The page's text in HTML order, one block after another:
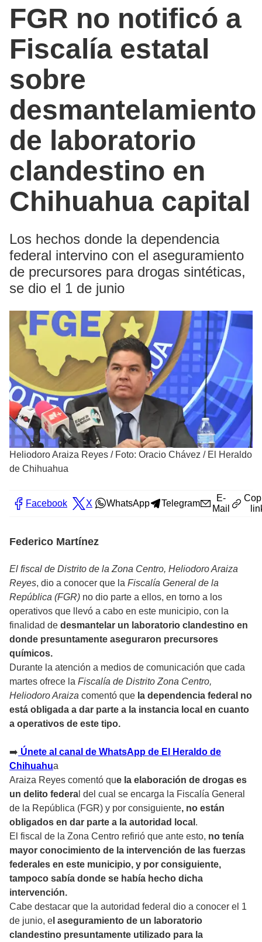
FGR no notificó a
Fiscalía estatal
sobre
desmantelamiento
de laboratorio
clandestino en
Chihuahua capital
Los hechos donde la dependencia
federal intervino con el aseguramiento
de precursores para drogas sintéticas,
se dio el 1 de junio
Heliodoro Araiza Reyes / Foto: Oracio Chávez / El Heraldo
de Chihuahua
Facebook X WhatsApp Telegram
E-
Mail
Federico Martínez
El fiscal de Distrito de la Zona Centro, Heliodoro Araiza
Reyes, dio a conocer que la Fiscalía General de la
República (FGR) no dio parte a ellos, en torno a los
operativos que llevó a cabo en este municipio, con la
finalidad de desmantelar un laboratorio clandestino en
donde presuntamente aseguraron precursores
químicos.
Durante la atención a medios de comunicación que cada
martes ofrece la Fiscalía de Distrito Zona Centro,
Heliodoro Araiza comentó que la dependencia federal no
está obligada a dar parte a la instancia local en cuanto
a operativos de este tipo.
➡️ Únete al canal de WhatsApp de El Heraldo de
Chihuahua
Araiza Reyes comentó que la elaboración de drogas es
un delito federa l del cual se encarga la Fiscalía General
de la República (FGR) y por consiguiente, no están
obligados en dar parte a la autoridad local .
El fiscal de la Zona Centro refirió que ante esto, no tenía
mayor conocimiento de la intervención de las fuerzas
federales en este municipio, y por consiguiente,
tampoco sabía donde se había hecho dicha
intervención.
Cabe destacar que la autoridad federal dio a conocer el 1
de junio, e l aseguramiento de un laboratorio
clandestino presuntamente utilizado para la